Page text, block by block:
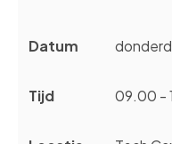
Datum
Tijd 09.00 -